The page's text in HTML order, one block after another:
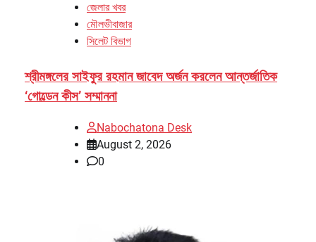
জেলার খবর
মৌলভীবাজার
সিলেট বিভাগ
শ্রীমঙ্গলের সাইফুর রহমান জাবেদ অর্জন করলেন আন্তর্জাতিক
‘গোল্ডেন কীস’ সম্মাননা
Nabochatona Desk
August 2, 2026
0